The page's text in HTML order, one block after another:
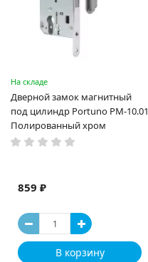
На складе
Дверной замок магнитный
под цилиндр Portuno PM-10.01
Полированный хром
859 ₽
В корзину